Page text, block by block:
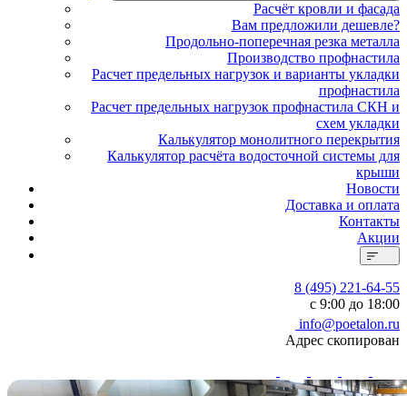
Расчёт кровли и фасада
Вам предложили дешевле?
Продольно-поперечная резка металла
Производство профнастила
Расчет предельных нагрузок и варианты укладки
профнастила
Расчет предельных нагрузок профнастила СКН и
схем укладки
Калькулятор монолитного перекрытия
Калькулятор расчёта водосточной системы для
крыши
Новости
Доставка и оплата
Контакты
Акции
8 (495) 221-64-55
с 9:00 до 18:00
info@poetalon.ru
Адрес скопирован